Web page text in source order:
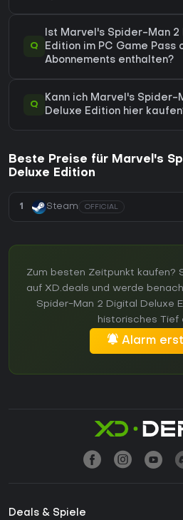
Q
Ist Marvel's Spider-Man
Edition im PC Game Pass
Abonnements enthalten?
Q
Kann ich Marvel's Spider-
Deluxe Edition hier
Beste Preise für Marvel's
Deluxe Edition
1 Steam OFFICIAL
Zum besten Zeitpunkt kaufen?
auf XD.deals und werde
Spider-Man 2 Digital Deluxe
historisches Tief
Alarm
Deals & Spiele